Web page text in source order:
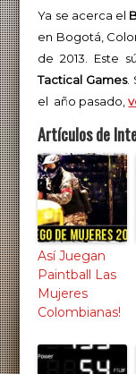
Ya se acerca el
en Bogotá,
de 2013. Este
Tactical Games.
el año pasado,
Artículos de
Así Juegan
Paintball Las
Mujeres
Colombianas!